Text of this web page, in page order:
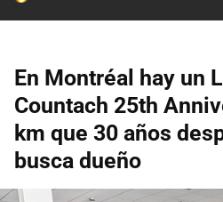
En Montréal hay un
Countach 25th
km que 30 años
busca dueño